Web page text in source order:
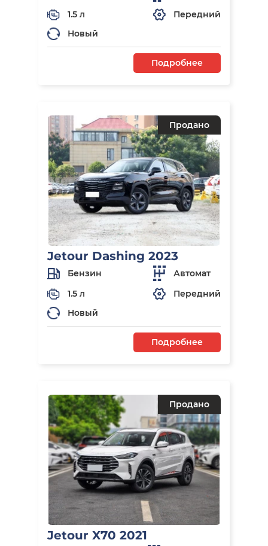
1.5 л
Передний
Новый
Подробнее
Продано
Jetour Dashing 2023
Бензин
Автомат
1.5 л
Передний
Новый
Подробнее
Продано
Jetour X70 2021